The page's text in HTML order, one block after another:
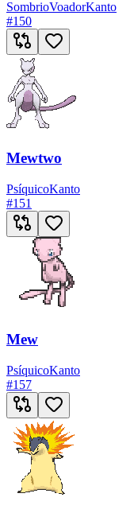
SombrioVoadorKanto
#150
Mewtwo
PsíquicoKanto
#151
Mew
PsíquicoKanto
#157